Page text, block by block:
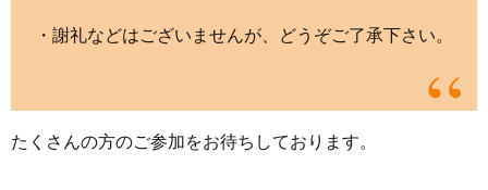
・謝礼などはございませんが、どうぞご了承下さい。
たくさんの方のご参加をお待ちしております。